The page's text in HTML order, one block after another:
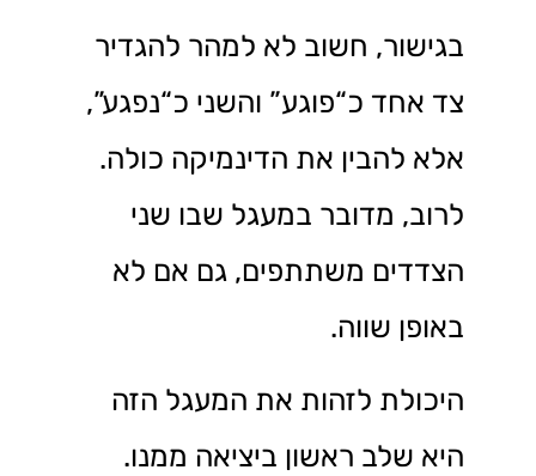
בגישור, חשוב לא למהר להגדיר
צד אחד כ“פוגע” והשני כ“נפגע”,
אלא להבין את הדינמיקה כולה.
לרוב, מדובר במעגל שבו שני
הצדדים משתתפים, גם אם לא
באופן שווה.
היכולת לזהות את המעגל הזה
היא שלב ראשון ביציאה ממנו.